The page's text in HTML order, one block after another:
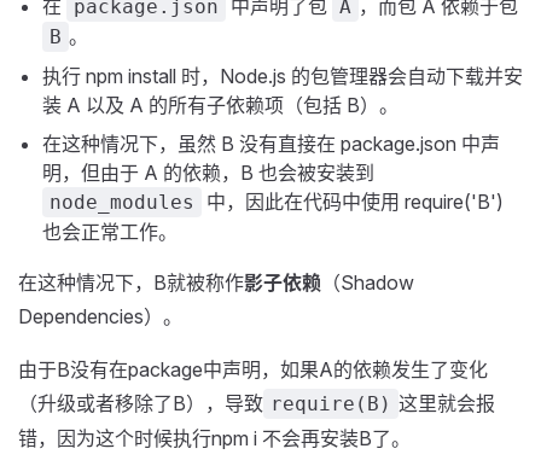
在 package.json 中声明了包 A ，而包 A 依赖于包
B 。
执行 npm install 时，Node.js 的包管理器会自动下载并安
装 A 以及 A 的所有子依赖项（包括 B）。
在这种情况下，虽然 B 没有直接在 package.json 中声
明，但由于 A 的依赖，B 也会被安装到
node_modules
中，因此在代码中使用 require('B')
也会正常工作。
在这种情况下，B就被称作影子依赖 （Shadow
Dependencies）。
由于B没有在package中声明，如果A的依赖发生了变化
（升级或者移除了B），导致 require(B) 这里就会报
错，因为这个时候执行npm i 不会再安装B了。